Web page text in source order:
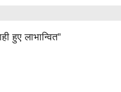
हुए लाभान्वित”